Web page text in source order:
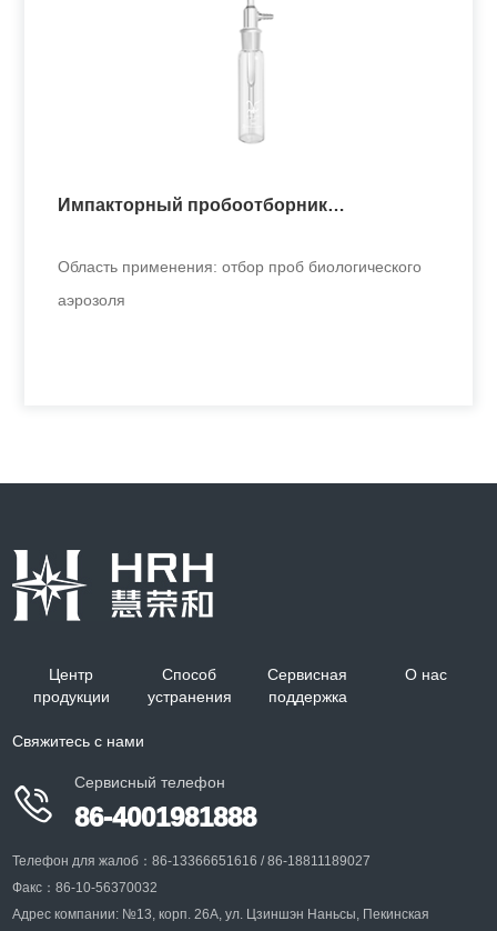
Одноканальная интеллектуальная
Применяется в токсикологических научных центрах
Импакторный пробоотборник
Область применения: отбор проб биологического
аэрозоля
Импакторный пробоотборник
биологического аэрозоля
+
Центр
продукции
Способ
устранения
Сервисная
поддержка
О нас
Свяжитесь с нами

Сервисный телефон
86-4001981888
Телефон для жалоб：86-13366651616 / 86-18811189027
Факс：86-10-56370032
Адрес компании: №13, корп. 26A, ул. Цзиншэн Наньсы, Пекинская